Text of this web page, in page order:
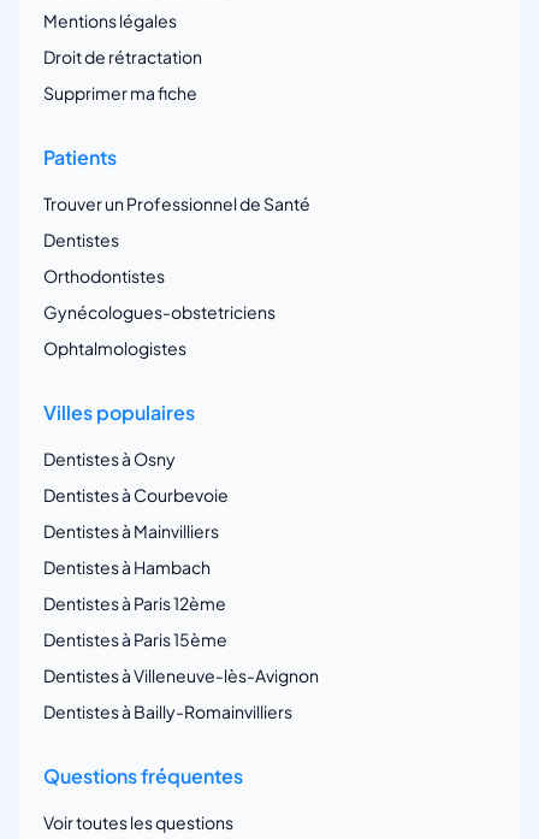
Mentions légales
Droit de rétractation
Supprimer ma fiche
Patients
Trouver un Professionnel de Santé
Dentistes
Orthodontistes
Gynécologues-obstetriciens
Ophtalmologistes
Villes populaires
Dentistes à Osny
Dentistes à Courbevoie
Dentistes à Mainvilliers
Dentistes à Hambach
Dentistes à Paris 12ème
Dentistes à Paris 15ème
Dentistes à Villeneuve-lès-Avignon
Dentistes à Bailly-Romainvilliers
Questions fréquentes
Voir toutes les questions